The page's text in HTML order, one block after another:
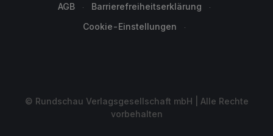
AGB
Barrierefreiheitserklärung
Cookie-Einstellungen
© Rundschau Verlagsgesellschaft mbH | Alle Rechte
vorbehalten